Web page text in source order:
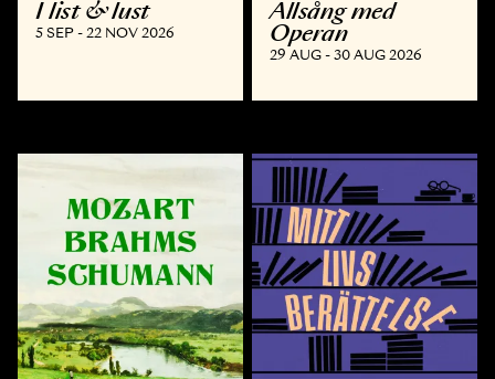
I list & lust
5 SEP - 22 NOV 2026
Allsång med
Operan
29 AUG - 30 AUG 2026